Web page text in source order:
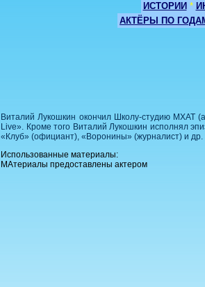
ИСТОРИИ *
АКТЁРЫ ПО
Виталий Лукошкин окончил Школу-студию МХАТ
Live». Кроме того Виталий Лукошкин исполнял
«Клуб» (официант), «Воронины» (журналист) и др.
Использованные материалы:
МАтериалы предоставлены актером